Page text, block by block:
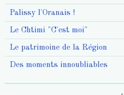
Palissy l'Oranais !
Le Chtimi "C'est moi"
Le patrimoine de la Région
Des moments innoubliables